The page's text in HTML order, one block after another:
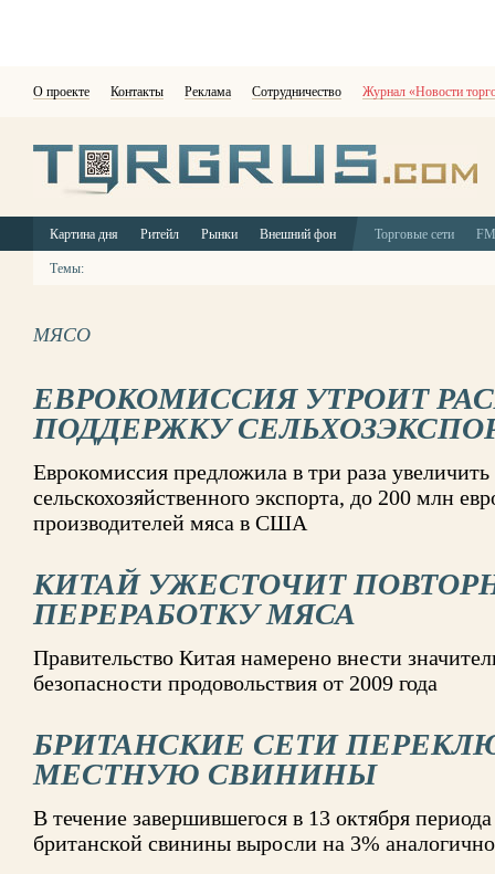
О проекте Контакты Реклама Сотрудничество Журнал «Новости
Картина дня Ритейл Рынки Внешний фон Торговые сети
Темы:
МЯСО
ЕВРОКОМИССИЯ УТРОИТ
ПОДДЕРЖКУ
Еврокомиссия предложила в три раза
сельскохозяйственного экспорта, до 200 млн
производителей мяса в США
КИТАЙ УЖЕСТОЧИТ
ПЕРЕРАБОТКУ МЯСА
Правительство Китая намерено внести
безопасности продовольствия от 2009 года
БРИТАНСКИЕ СЕТИ
МЕСТНУЮ СВИНИНЫ
В течение завершившегося в 13 октября
британской свинины выросли на 3%